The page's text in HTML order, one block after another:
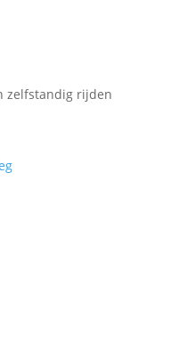
zelfstandig rijden